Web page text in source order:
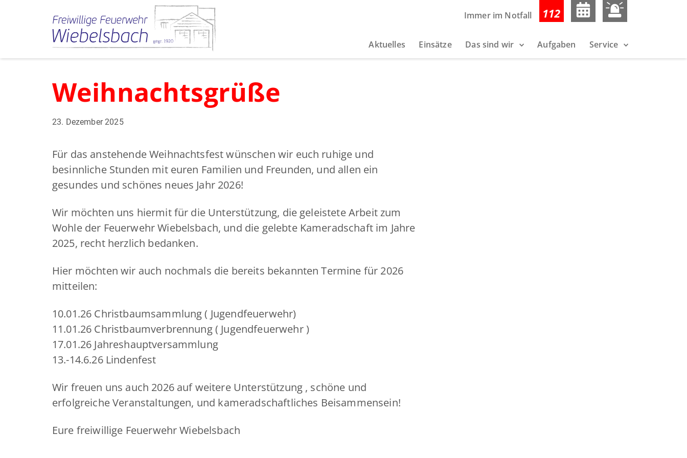
Aktuelles Einsätze Das sind wir Aufgaben Service
Immer im Notfall
Weihnachtsgrüße
23. Dezember 2025
Für das anstehende Weihnachtsfest wünschen wir euch ruhige und
besinnliche Stunden mit euren Familien und Freunden, und allen ein
gesundes und schönes neues Jahr 2026!
Wir möchten uns hiermit für die Unterstützung, die geleistete Arbeit zum
Wohle der Feuerwehr Wiebelsbach, und die gelebte Kameradschaft im Jahre
2025, recht herzlich bedanken.
Hier möchten wir auch nochmals die bereits bekannten Termine für 2026
mitteilen:
10.01.26 Christbaumsammlung ( Jugendfeuerwehr)
11.01.26 Christbaumverbrennung ( Jugendfeuerwehr )
17.01.26 Jahreshauptversammlung
13.-14.6.26 Lindenfest
Wir freuen uns auch 2026 auf weitere Unterstützung , schöne und
erfolgreiche Veranstaltungen, und kameradschaftliches Beisammensein!
Eure freiwillige Feuerwehr Wiebelsbach